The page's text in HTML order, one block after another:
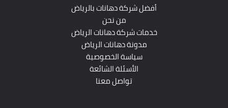
أفضل شركة دهانات بالرياض
من نحن
خدمات شركة دهانات الرياض
مدونة دهانات الرياض
سياسة الخصوصية
الأسئلة الشائعة
تواصل معنا